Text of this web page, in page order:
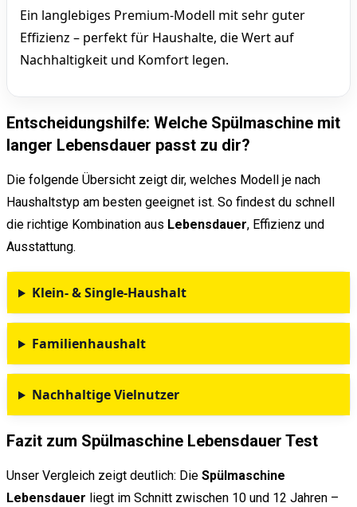
Ein langlebiges Premium-Modell mit sehr guter
Effizienz – perfekt für Haushalte, die Wert auf
Nachhaltigkeit und Komfort legen.
Entscheidungshilfe: Welche Spülmaschine mit
langer Lebensdauer passt zu dir?
Die folgende Übersicht zeigt dir, welches Modell je nach
Haushaltstyp am besten geeignet ist. So findest du schnell
die richtige Kombination aus Lebensdauer, Effizienz und
Ausstattung.
Klein- & Single-Haushalt
Familienhaushalt
Nachhaltige Vielnutzer
Fazit zum Spülmaschine Lebensdauer Test
Unser Vergleich zeigt deutlich: Die Spülmaschine
Lebensdauer liegt im Schnitt zwischen 10 und 12 Jahren –